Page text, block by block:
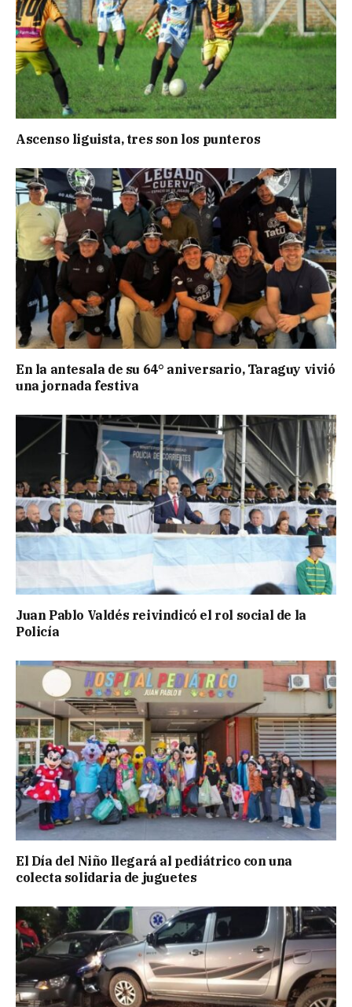
Ascenso liguista, tres son los punteros
En la antesala de su 64° aniversario, Taraguy vivió
una jornada festiva
Juan Pablo Valdés reivindicó el rol social de la
Policía
El Día del Niño llegará al pediátrico con una
colecta solidaria de juguetes